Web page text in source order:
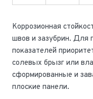
Коррозионная
швов и зазубрин. Для
показателей
солевых брызг или
сформированные и
плоские панели.